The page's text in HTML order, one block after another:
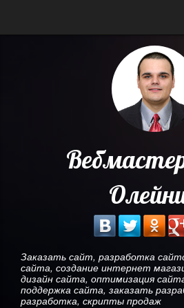
Заказать сайт, разработка
сайта, создание интернет
дизайн сайта, оптимизация
поддержка сайта, заказать
разработка, скрипты продаж